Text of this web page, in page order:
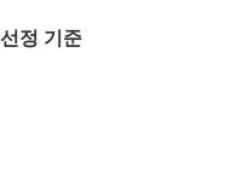
정 기준